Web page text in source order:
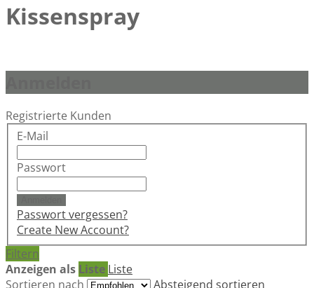
Kissenspray
Registrierte Kunden
E-Mail
Passwort
Passwort vergessen?
Create New Account?
Filtern
Anzeigen als Liste Liste
Sortieren nach
Absteigend sortieren